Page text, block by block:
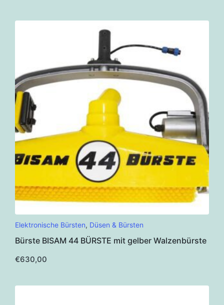
Elektronische Bürsten, Düsen & Bürsten
Bürste BISAM 44 BÜRSTE mit gelber Walzenbürste
€630,00